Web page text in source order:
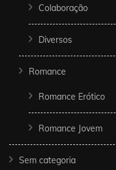
Colaboração
Diversos
Romance
Romance Erótico
Romance Jovem
Sem categoria